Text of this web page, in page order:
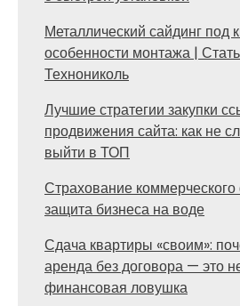
Металлический сайдинг под
особенности монтажа |
Технониколь
Лучшие стратегии закупки
продвижения сайта: как не
выйти в ТОП
Страхование
защита бизнеса на воде
Сдача квартиры «своим»:
аренда без договора — это
финансовая ловушка